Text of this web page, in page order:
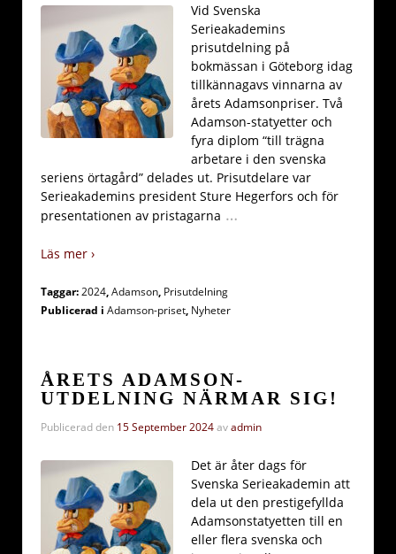
Vid Svenska
Serieakademins
prisutdelning på
bokmässan i Göteborg idag
tillkännagavs vinnarna av
årets Adamsonpriser. Två
Adamson-statyetter och
fyra diplom “till trägna
arbetare i den svenska
seriens örtagård” delades ut. Prisutdelare var
Serieakademins president Sture Hegerfors och för
presentationen av pristagarna …
Läs mer ›
Taggar:2024,Adamson, Prisutdelning
Publicerad i Adamson-priset, Nyheter
ÅRETS ADAMSON-
UTDELNING NÄRMAR SIG!
Publicerad den 15 September 2024avadmin
Det är åter dags för
Svenska Serieakademin att
dela ut den prestigefyllda
Adamsonstatyetten till en
eller flera svenska och